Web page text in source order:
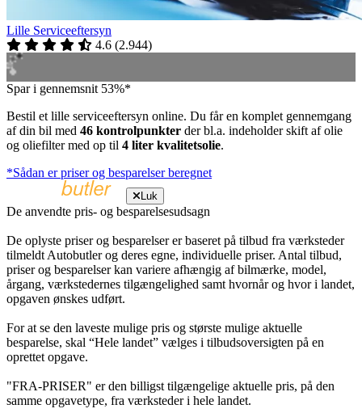
Lille Serviceeftersyn
4.6 (2.944)
Spar i gennemsnit 53%*
Bestil et lille serviceeftersyn online. Du får en komplet gennemgang
af din bil med 46 kontrolpunkter der bl.a. indeholder skift af olie
og oliefilter med op til 4 liter kvalitetsolie.
*Sådan er priser og besparelser beregnet
Luk
De anvendte pris- og besparelsesudsagn
De oplyste priser og besparelser er baseret på tilbud fra værksteder
tilmeldt Autobutler og deres egne, individuelle priser. Antal tilbud,
priser og besparelser kan variere afhængig af bilmærke, model,
årgang, værkstedernes tilgængelighed samt hvornår og hvor i landet,
opgaven ønskes udført.
For at se den laveste mulige pris og største mulige aktuelle
besparelse, skal “Hele landet” vælges i tilbudsoversigten på en
oprettet opgave.
"FRA-PRISER" er den billigst tilgængelige aktuelle pris, på den
samme opgavetype, fra værksteder i hele landet.